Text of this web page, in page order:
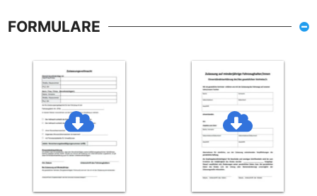
FORMULARE